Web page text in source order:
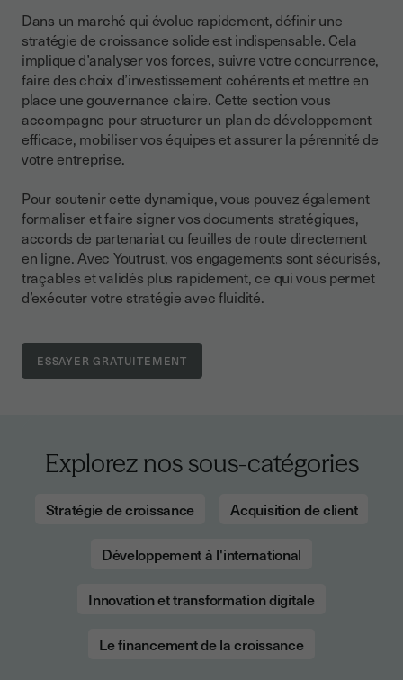
Dans un marché qui évolue rapidement, définir une
stratégie de croissance solide est indispensable. Cela
implique d’analyser vos forces, suivre votre concurrence,
faire des choix d’investissement cohérents et mettre en
place une gouvernance claire. Cette section vous
accompagne pour structurer un plan de développement
efficace, mobiliser vos équipes et assurer la pérennité de
votre entreprise.
Pour soutenir cette dynamique, vous pouvez également
formaliser et faire signer vos documents stratégiques,
accords de partenariat ou feuilles de route directement
en ligne. Avec Youtrust, vos engagements sont sécurisés,
traçables et validés plus rapidement, ce qui vous permet
d’exécuter votre stratégie avec fluidité.
Explorez nos sous-catégories
Stratégie de croissance Acquisition de client
Développement à l'international
Innovation et transformation digitale
Le financement de la croissance